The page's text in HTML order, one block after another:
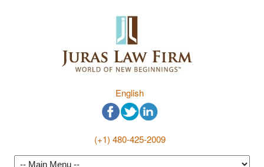
English
(+1) 480-425-2009